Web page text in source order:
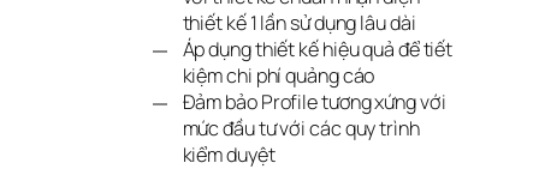
thiết kế 1 lần sử dụng lâu dài
Áp dụng thiết kế hiệu quả để tiết
kiệm chi phí quảng cáo
Đảm bảo Profile tương xứng với
mức đầu tư với các quy trình
kiểm duyệt